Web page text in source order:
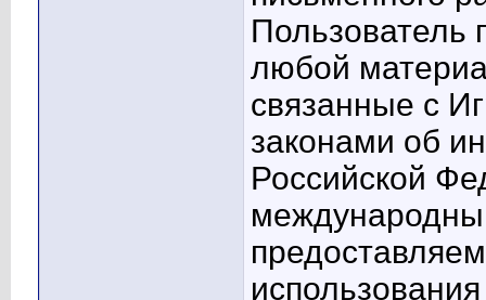
Пользователь
любой
связанные с
законами об
Российской